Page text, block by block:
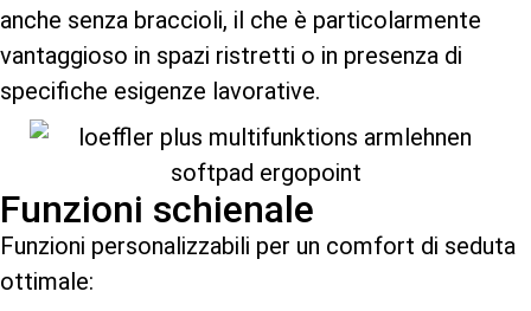
anche senza braccioli, il che è particolarmente
vantaggioso in spazi ristretti o in presenza di
specifiche esigenze lavorative.
Funzioni schienale
Funzioni personalizzabili per un comfort di seduta
ottimale: